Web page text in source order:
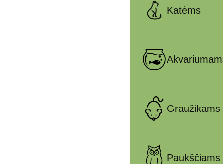
Katėms
Graužikams
Paukščiams